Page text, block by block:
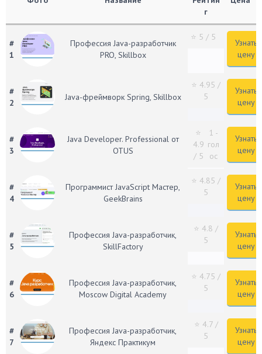
г
#
1
Профессия Java-разработчик
PRO, Skillbox
⭐ 5 / 5
Узнать
цену
#
2
Java-фреймворк Spring, Skillbox
⭐ 4.95 /
5
Узнать
цену
#
3
Java Developer. Professional от
OTUS
⭐
4.9
/ 5
1 -
гол
ос
Узнать
цену
#
4
Программист JavaScript Мастер,
GeekBrains
⭐ 4.85 /
5
Узнать
цену
#
5
Профессия Java-разработчик,
SkillFactory
⭐ 4.8 /
5
Узнать
цену
#
6
Профессия Java-разработчик,
Moscow Digital Academy
⭐ 4.75 /
5
Узнать
цену
#
7
Профессия Java-разработчик,
Яндекс Практикум
⭐ 4.7/
5
Узнать
цену